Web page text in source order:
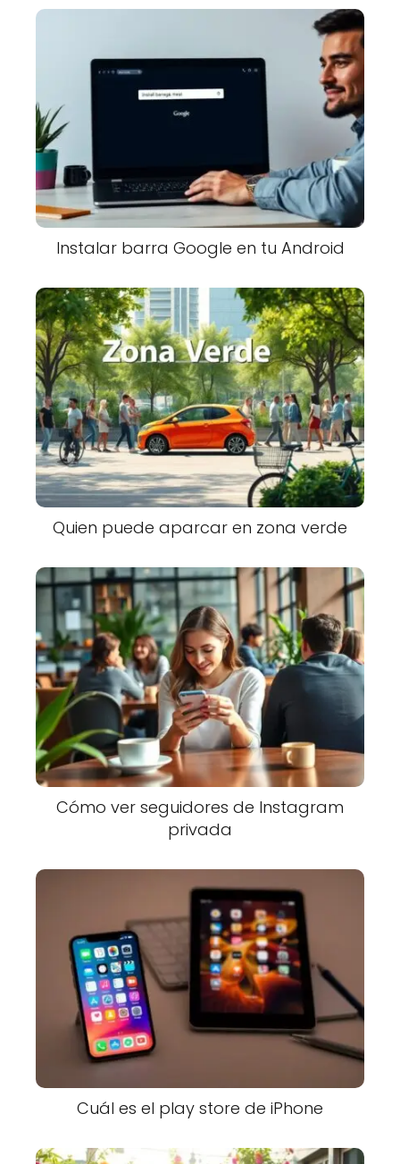
Instalar barra Google en tu Android
Quien puede aparcar en zona verde
Cómo ver seguidores de Instagram
privada
Cuál es el play store de iPhone